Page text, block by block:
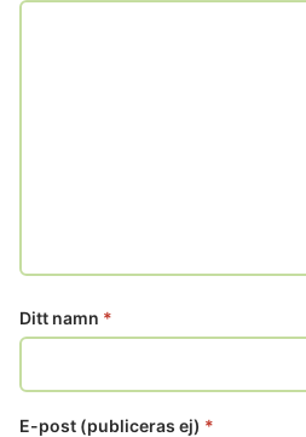
Ditt namn *
E-post (publiceras ej) *